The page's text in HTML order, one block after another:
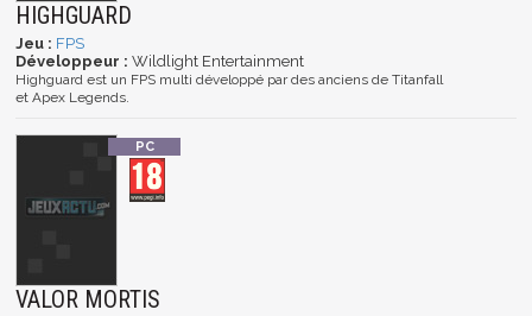
HIGHGUARD
Jeu : FPS
Développeur : Wildlight Entertainment
Highguard est un FPS multi développé par des anciens de Titanfall
et Apex Legends.
VALOR MORTIS